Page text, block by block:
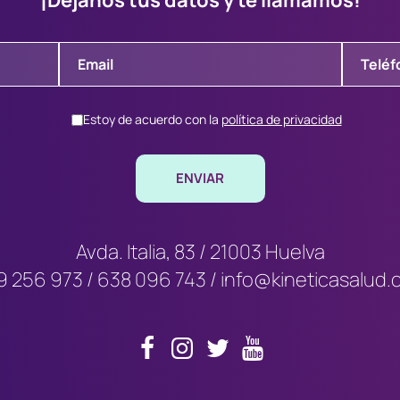
Estoy de acuerdo con la política de privacidad
Avda. Italia, 83 / 21003 Huelva
256 973/ 638 096 743 /